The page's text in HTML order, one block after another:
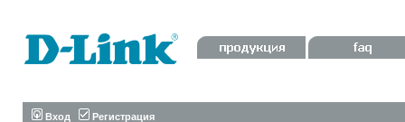
Вход Регистрация